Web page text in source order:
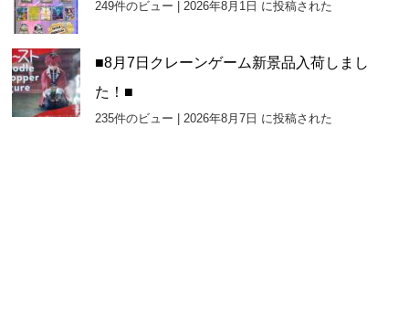
249件のビュー |2026年8月1日 に投稿された
■8月7日クレーンゲーム新景品入荷しまし
た！■
235件のビュー |2026年8月7日 に投稿された